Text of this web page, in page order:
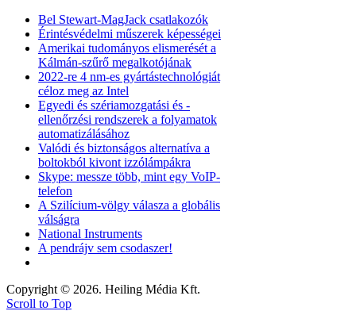
Bel Stewart-MagJack csatlakozók
Érintésvédelmi műszerek képességei
Amerikai tudományos elismerését a
Kálmán-szűrő megalkotójának
2022-re 4 nm-es gyártástechnológiát
céloz meg az Intel
Egyedi és szériamozgatási és -
ellenőrzési rendszerek a folyamatok
automatizálásához
Valódi és biztonságos alternatíva a
boltokból kivont izzólámpákra
Skype: messze több, mint egy VoIP-
telefon
A Szilícium-völgy válasza a globális
válságra
National Instruments
A pendrájv sem csodaszer!
Copyright © 2026. Heiling Média Kft.
Scroll to Top